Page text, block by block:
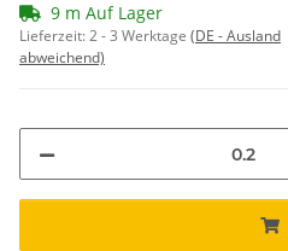
9 m Auf Lager
Lieferzeit:2 - 3 Werktage (DE - Ausland
abweichend)